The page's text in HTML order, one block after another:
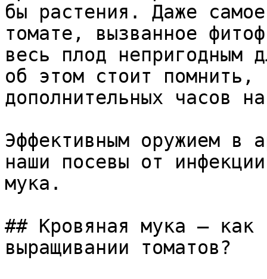
бы растения. Даже
томате, вызванное
весь плод непригодным
об этом стоит помнить,
дополнительных часов
Эффективным оружием в
наши посевы от
мука.
## Кровяная мука – как
выращивании томатов?